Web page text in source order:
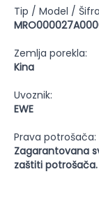
Tip / Model /
Zemlja porekla:
Kina
Uvoznik:
EWE
Prava potrošača:
Zagarantovana
zaštiti potrošača.